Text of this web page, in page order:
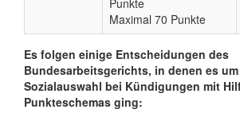
Punkte
Maximal 70 Punkte
Es folgen einige Entscheidungen des
Bundesarbeitsgerichts, in denen es
Sozialauswahl bei Kündigungen mit
Punkteschemas ging: